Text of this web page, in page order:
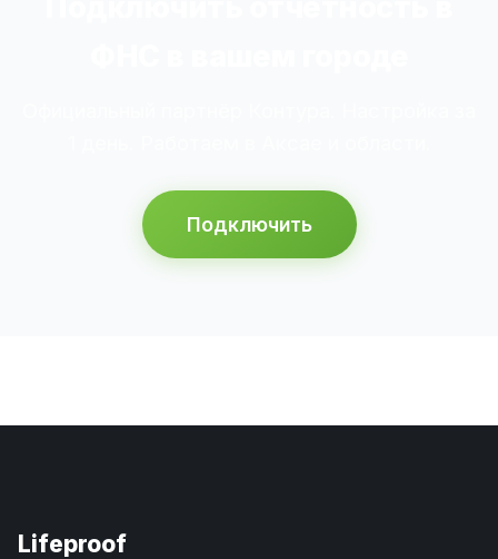
Подключить
Lifeproof